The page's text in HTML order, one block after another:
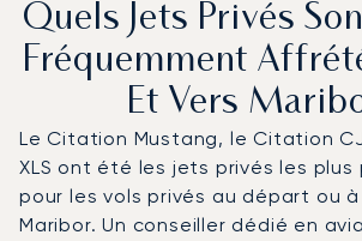
Quels Jets Privés
Fréquemment
Et Vers
Le Citation Mustang, le Citation
XLS ont été les jets privés les plus
pour les vols privés au départ ou
Maribor. Un conseiller dédié en